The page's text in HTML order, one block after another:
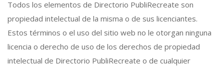
Todos los elementos de Directorio PubliRecreate son
propiedad intelectual de la misma o de sus licenciantes.
Estos términos o el uso del sitio web no le otorgan ninguna
licencia o derecho de uso de los derechos de propiedad
intelectual de Directorio PubliRecreate o de cualquier